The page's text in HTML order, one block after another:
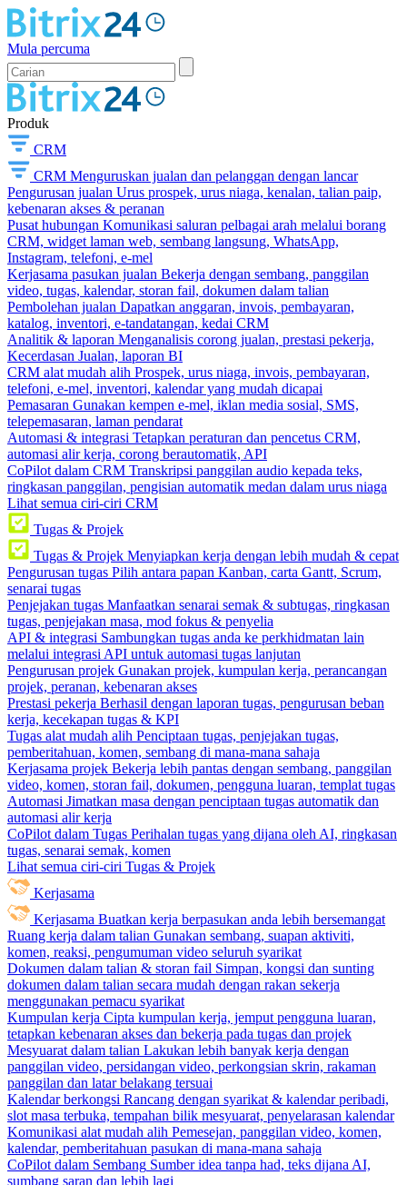
Mula percuma
Produk
CRM
CRM Menguruskan jualan dan pelanggan dengan lancar
Pengurusan jualan Urus prospek, urus niaga, kenalan, talian paip,
kebenaran akses & peranan
Pusat hubungan Komunikasi saluran pelbagai arah melalui borang
CRM, widget laman web, sembang langsung, WhatsApp,
Instagram, telefoni, e-mel
Kerjasama pasukan jualan Bekerja dengan sembang, panggilan
video, tugas, kalendar, storan fail, dokumen dalam talian
Pembolehan jualan Dapatkan anggaran, invois, pembayaran,
katalog, inventori, e-tandatangan, kedai CRM
Analitik & laporan Menganalisis corong jualan, prestasi pekerja,
Kecerdasan Jualan, laporan BI
CRM alat mudah alih Prospek, urus niaga, invois, pembayaran,
telefoni, e-mel, inventori, kalendar yang mudah dicapai
Pemasaran Gunakan kempen e-mel, iklan media sosial, SMS,
telepemasaran, laman pendarat
Automasi & integrasi Tetapkan peraturan dan pencetus CRM,
automasi alir kerja, corong berautomatik, API
CoPilot dalam CRM Transkripsi panggilan audio kepada teks,
ringkasan panggilan, pengisian automatik medan dalam urus niaga
Lihat semua ciri-ciri CRM
Tugas & Projek
Tugas & Projek Menyiapkan kerja dengan lebih mudah & cepat
Pengurusan tugas Pilih antara papan Kanban, carta Gantt, Scrum,
senarai tugas
Penjejakan tugas Manfaatkan senarai semak & subtugas, ringkasan
tugas, penjejakan masa, mod fokus & penyelia
API & integrasi Sambungkan tugas anda ke perkhidmatan lain
melalui integrasi API untuk automasi tugas lanjutan
Pengurusan projek Gunakan projek, kumpulan kerja, perancangan
projek, peranan, kebenaran akses
Prestasi pekerja Berhasil dengan laporan tugas, pengurusan beban
kerja, kecekapan tugas & KPI
Tugas alat mudah alih Penciptaan tugas, penjejakan tugas,
pemberitahuan, komen, sembang di mana-mana sahaja
Kerjasama projek Bekerja lebih pantas dengan sembang, panggilan
video, komen, storan fail, dokumen, pengguna luaran, templat tugas
Automasi Jimatkan masa dengan penciptaan tugas automatik dan
automasi alir kerja
CoPilot dalam Tugas Perihalan tugas yang dijana oleh AI, ringkasan
tugas, senarai semak, komen
Lihat semua ciri-ciri Tugas & Projek
Kerjasama
Kerjasama Buatkan kerja berpasukan anda lebih bersemangat
Ruang kerja dalam talian Gunakan sembang, suapan aktiviti,
komen, reaksi, pengumuman video seluruh syarikat
Dokumen dalam talian & storan fail Simpan, kongsi dan sunting
dokumen dalam talian secara mudah dengan rakan sekerja
menggunakan pemacu syarikat
Kumpulan kerja Cipta kumpulan kerja, jemput pengguna luaran,
tetapkan kebenaran akses dan bekerja pada tugas dan projek
Mesyuarat dalam talian Lakukan lebih banyak kerja dengan
panggilan video, persidangan video, perkongsian skrin, rakaman
panggilan dan latar belakang tersuai
Kalendar berkongsi Rancang dengan syarikat & kalendar peribadi,
slot masa terbuka, tempahan bilik mesyuarat, penyelarasan kalendar
Komunikasi alat mudah alih Pemesejan, panggilan video, komen,
kalendar, pemberitahuan pasukan di mana-mana sahaja
CoPilot dalam Sembang Sumber idea tanpa had, teks dijana AI,
sumbang saran dan lebih lagi